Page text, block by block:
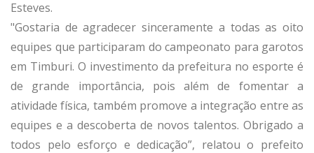
Esteves.
"Gostaria de agradecer sinceramente a todas as oito
equipes que participaram do campeonato para garotos
em Timburi. O investimento da prefeitura no esporte é
de grande importância, pois além de fomentar a
atividade física, também promove a integração entre as
equipes e a descoberta de novos talentos. Obrigado a
todos pelo esforço e dedicação”, relatou o prefeito